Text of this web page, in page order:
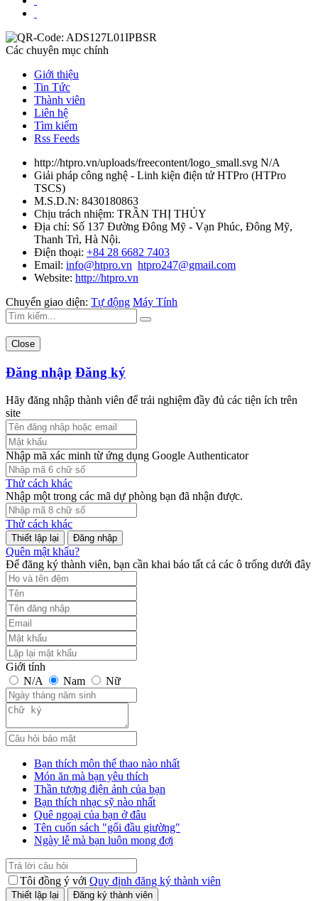
Các chuyên mục chính
Giới thiệu
Tin Tức
Thành viên
Liên hệ
Tìm kiếm
Rss Feeds
http://htpro.vn/uploads/freecontent/logo_small.svg N/A
Giải pháp công nghệ - Linh kiện điện tử HTPro (HTPro
TSCS)
M.S.D.N: 8430180863
Chịu trách nhiệm: TRẦN THỊ THỦY
Địa chỉ: Số 137 Đường Đông Mỹ - Vạn Phúc, Đông Mỹ,
Thanh Trì, Hà Nội.
Điện thoại: +84 28 6682 7403
Email: info@htpro.vn htpro247@gmail.com
Website: http://htpro.vn
Chuyển giao diện: Tự động Máy Tính
Close
Đăng nhập Đăng ký
Hãy đăng nhập thành viên để trải nghiệm đầy đủ các tiện ích trên
site
Nhập mã xác minh từ ứng dụng Google Authenticator
Thử cách khác
Nhập một trong các mã dự phòng bạn đã nhận được.
Thử cách khác
Đăng nhập
Quên mật khẩu?
Để đăng ký thành viên, bạn cần khai báo tất cả các ô trống dưới đây
Giới tính
N/A
Nam Nữ
Bạn thích môn thể thao nào nhất
Món ăn mà bạn yêu thích
Thần tượng điện ảnh của bạn
Bạn thích nhạc sỹ nào nhất
Quê ngoại của bạn ở đâu
Tên cuốn sách "gối đầu giường"
Ngày lễ mà bạn luôn mong đợi
Tôi đồng ý với Quy định đăng ký thành viên